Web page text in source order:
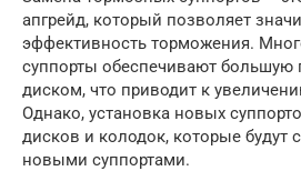
апгрейд, который позволяет
эффективность торможения.
суппорты обеспечивают большую
диском, что приводит к
Однако, установка новых
дисков и колодок, которые будут
новыми суппортами.